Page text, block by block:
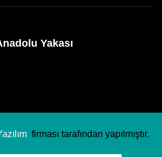
Yakası
firması tarafından yapılmıştır.